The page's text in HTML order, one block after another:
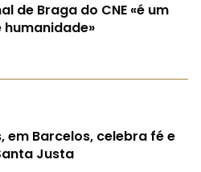
de Braga do CNE «é um
em Barcelos, celebra fé e
Justa